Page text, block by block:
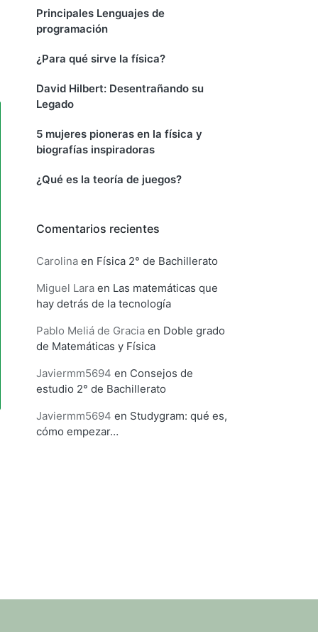
Principales Lenguajes de
programación
¿Para qué sirve la física?
David Hilbert: Desentrañando su
Legado
5 mujeres pioneras en la física y
biografías inspiradoras
¿Qué es la teoría de juegos?
Comentarios recientes
Carolina en Física 2° de Bachillerato
Miguel Lara en Las matemáticas que
hay detrás de la tecnología
Pablo Meliá de Gracia en Doble grado
de Matemáticas y Física
Javiermm5694 en Consejos de
estudio 2° de Bachillerato
Javiermm5694 en Studygram: qué es,
cómo empezar…